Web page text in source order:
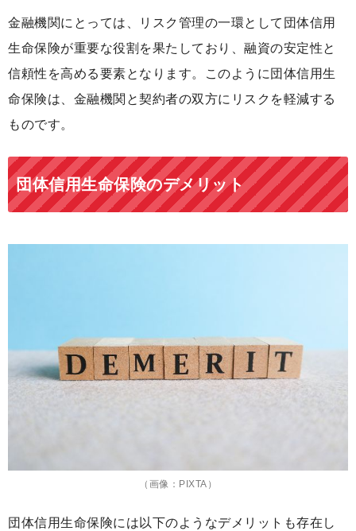
金融機関にとっては、リスク管理の一環として団体信用
生命保険が重要な役割を果たしており、融資の安定性と
信頼性を高める要素となります。このように団体信用生
命保険は、金融機関と契約者の双方にリスクを軽減する
ものです。
団体信用生命保険のデメリット
（画像：PIXTA）
団体信用生命保険には以下のようなデメリットも存在し